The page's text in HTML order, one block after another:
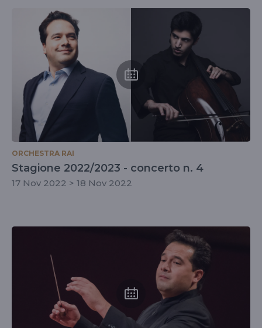
ORCHESTRA RAI
Stagione 2022/2023 - concerto n. 4
17 Nov 2022 > 18 Nov 2022